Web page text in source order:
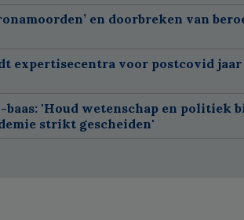
en doorbreken van
expertisecentra voor postcovid
baas: 'Houd wetenschap en politiek
strikt gescheiden'